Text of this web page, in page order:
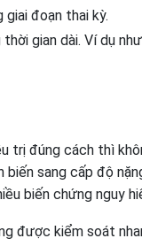
đoạn thai kỳ.
gian dài. Ví dụ
trị đúng cách thì
sang cấp độ
biến chứng nguy
được kiểm soát